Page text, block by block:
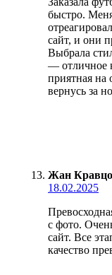
быстро.
сайт, и они
Выбрала
— отличное
приятная на
вернусь за
Жан
18.02.2025
с фото.
сайт. Все
качество